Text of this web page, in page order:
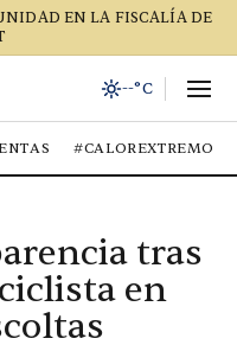
EN LA FISCALÍA DE
--°C
#CALOREXTREMO
tras
en